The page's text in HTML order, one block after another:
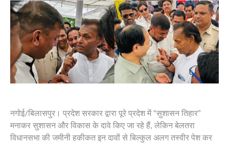
नगोई/बिलासपुर। प्रदेश सरकार द्वारा पूरे प्रदेश में “सुशासन तिहार”
मनाकर सुशासन और विकास के दावे किए जा रहे हैं, लेकिन बेलतरा
विधानसभा की जमीनी हकीकत इन दावों से बिल्कुल अलग तस्वीर पेश कर